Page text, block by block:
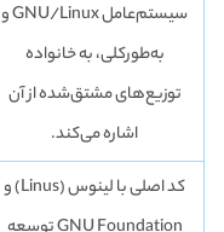
سیستم‌عامل GNU/Linux و
به‌طور‌کلی، به خانواده
توزیع‌های مشتق‌شده از آن
اشاره می‌کند.
کد اصلی با لینوس (Linus) و